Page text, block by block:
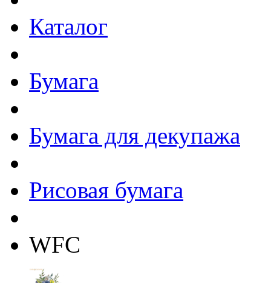
Каталог
Бумага
Бумага для декупажа
Рисовая бумага
WFC